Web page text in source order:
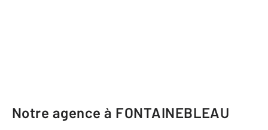
Notre agence à FONTAINEBLEAU